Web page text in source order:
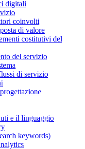
digitali
coinvolti
di valore
costitutivi del
del servizio
di servizio
e il linguaggio
keywords)